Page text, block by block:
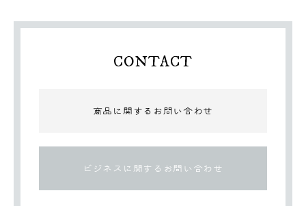
CONTACT
商品に関するお問い合わせ
ビジネスに関するお問い合わせ